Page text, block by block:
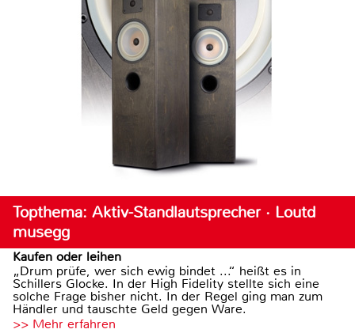
Topthema: Aktiv-Standlautsprecher · Loutd
musegg
Kaufen oder leihen
„Drum prüfe, wer sich ewig bindet ...“ heißt es in
Schillers Glocke. In der High Fidelity stellte sich eine
solche Frage bisher nicht. In der Regel ging man zum
Händler und tauschte Geld gegen Ware.
>> Mehr erfahren